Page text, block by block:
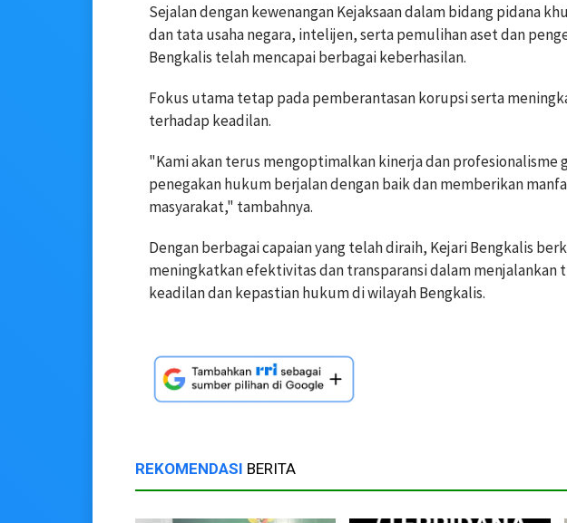
Sejalan dengan kewenangan Kejaksaan dalam bidang pidana
dan tata usaha negara, intelijen, serta pemulihan aset dan
Bengkalis telah mencapai berbagai keberhasilan.
Fokus utama tetap pada pemberantasan korupsi serta
terhadap keadilan.
"Kami akan terus mengoptimalkan kinerja dan profesionalisme
penegakan hukum berjalan dengan baik dan memberikan
masyarakat," tambahnya.
Dengan berbagai capaian yang telah diraih, Kejari Bengkalis
meningkatkan efektivitas dan transparansi dalam menjalankan
keadilan dan kepastian hukum di wilayah Bengkalis.
REKOMENDASI BERITA